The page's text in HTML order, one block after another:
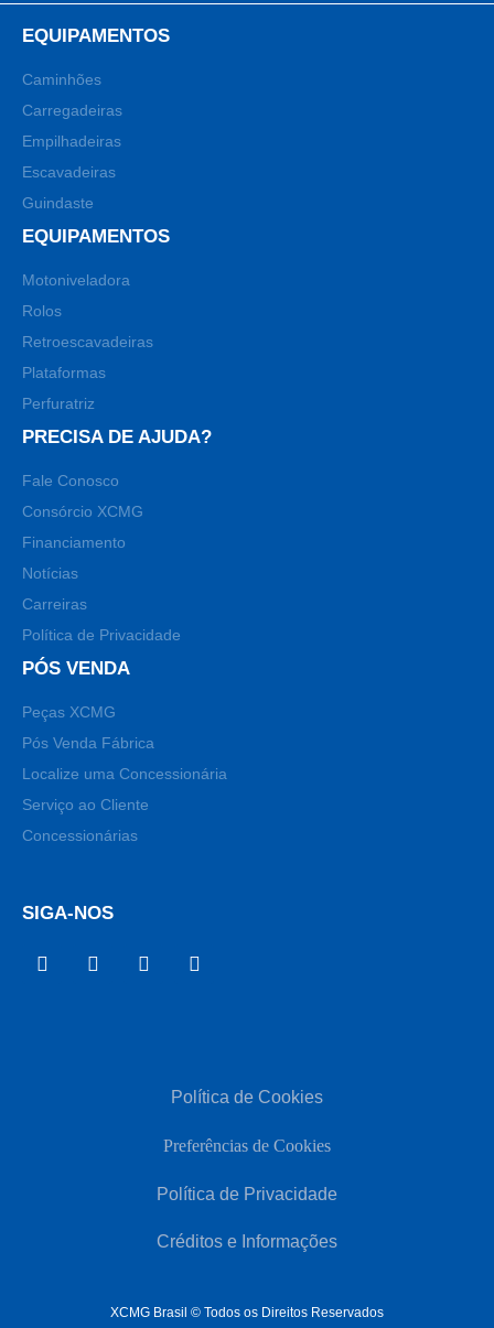
EQUIPAMENTOS
Caminhões
Carregadeiras
Empilhadeiras
Escavadeiras
Guindaste
EQUIPAMENTOS
Motoniveladora
Rolos
Retroescavadeiras
Plataformas
Perfuratriz
PRECISA DE AJUDA?
Fale Conosco
Consórcio XCMG
Financiamento
Notícias
Carreiras
Política de Privacidade
PÓS VENDA
Peças XCMG
Pós Venda Fábrica
Localize uma Concessionária
Serviço ao Cliente
Concessionárias
SIGA-NOS
Política de Cookies
Preferências de Cookies
Política de Privacidade
Créditos e Informações
XCMG Brasil © Todos os Direitos Reservados